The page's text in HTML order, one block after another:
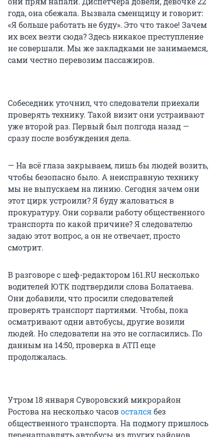
года, она сбежала. Вызвала сменщицу и говорит:
«Я больше работать не буду». Это что такое! Зачем
их всех везти сюда? Здесь никакое преступление
не совершали. Мы же закладками не занимаемся,
сами честно перевозим пассажиров.
Собеседник уточнил, что следователи приехали
проверять технику. Такой визит они устраивают
уже второй раз. Первый был полгода назад —
сразу после возбуждения дела.
— На всё глаза закрываем, лишь бы людей возить,
чтобы безопасно было. А неисправную технику
мы не выпускаем на линию. Сегодня зачем они
этот цирк устроили? Я буду жаловаться в
прокуратуру. Они сорвали работу общественного
транспорта по какой причине? Я следователю
задаю этот вопрос, а он не отвечает, просто
смотрит.
В разговоре с шеф-редактором 161.RU несколько
водителей ЮТК подтвердили слова Болатаева.
Они добавили, что просили следователей
проверять транспорт партиями. Чтобы, пока
осматривают одни автобусы, другие возили
людей. Но следователи на это не согласились. По
данным на 14:50, проверка в АТП еще
продолжалась.
Утром 18 января Суворовский микрорайон
Ростова на несколько часовосталсябез
общественного транспорта. На подмогу пришлось
перенаправлять автобусы из других районов